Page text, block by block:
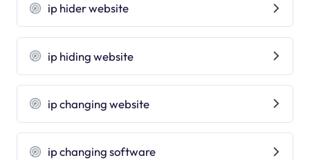
ip hider website
ip hiding website
ip changing website
ip changing software